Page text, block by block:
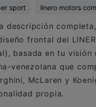
sport linero motors
descripción
frontal del
basada en tu visión
venezolana que
McLaren y
propia.